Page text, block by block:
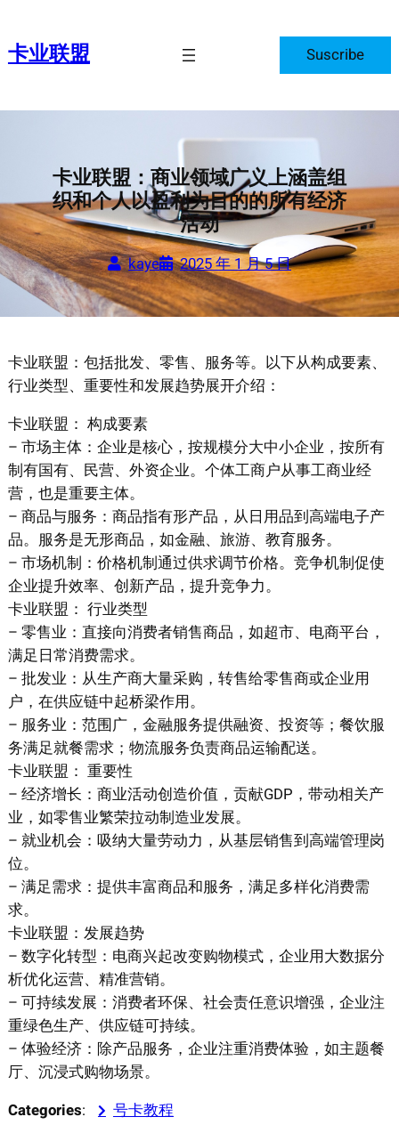
内卡业联盟 Suscribe
卡业联盟：商业领域广义上涵盖组
织和个人以盈利为目的的所有经济
活动
kaye 2025 年 1 月 5 日
卡业联盟：包括批发、零售、服务等。以下从构成要素、
行业类型、重要性和发展趋势展开介绍：
卡业联盟： 构成要素
– 市场主体：企业是核心，按规模分大中小企业，按所有
制有国有、民营、外资企业。个体工商户从事工商业经
营，也是重要主体。
– 商品与服务：商品指有形产品，从日用品到高端电子产
品。服务是无形商品，如金融、旅游、教育服务。
– 市场机制：价格机制通过供求调节价格。竞争机制促使
企业提升效率、创新产品，提升竞争力。
卡业联盟： 行业类型
– 零售业：直接向消费者销售商品，如超市、电商平台，
满足日常消费需求。
– 批发业：从生产商大量采购，转售给零售商或企业用
户，在供应链中起桥梁作用。
– 服务业：范围广，金融服务提供融资、投资等；餐饮服
务满足就餐需求；物流服务负责商品运输配送。
卡业联盟： 重要性
– 经济增长：商业活动创造价值，贡献GDP，带动相关产
业，如零售业繁荣拉动制造业发展。
– 就业机会：吸纳大量劳动力，从基层销售到高端管理岗
位。
– 满足需求：提供丰富商品和服务，满足多样化消费需
求。
卡业联盟：发展趋势
– 数字化转型：电商兴起改变购物模式，企业用大数据分
析优化运营、精准营销。
– 可持续发展：消费者环保、社会责任意识增强，企业注
重绿色生产、供应链可持续。
– 体验经济：除产品服务，企业注重消费体验，如主题餐
厅、沉浸式购物场景。
Categories: 号卡教程